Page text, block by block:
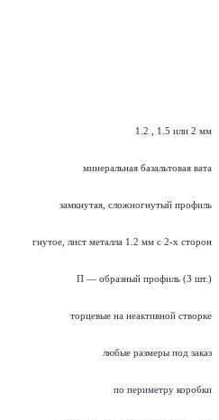
1.2 , 1.5 или 2 мм
минеральная базальтовая вата
замкнутая, сложногнутый профиль
гнутое, лист металла 1.2 мм с 2-х сторон
П — образный профиль (3 шт.)
торцевые на неактивной створке
любые размеры под заказ
по периметру коробки